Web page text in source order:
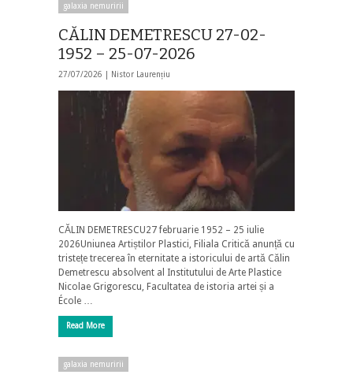
galaxia nemuririi
CĂLIN DEMETRESCU 27-02-
1952 – 25-07-2026
27/07/2026 | Nistor Laurențiu
CĂLIN DEMETRESCU27 februarie 1952 – 25 iulie
2026Uniunea Artiștilor Plastici, Filiala Critică anunță cu
tristețe trecerea în eternitate a istoricului de artă Călin
Demetrescu absolvent al Institutului de Arte Plastice
Nicolae Grigorescu, Facultatea de istoria artei și a
École …
Read More
galaxia nemuririi